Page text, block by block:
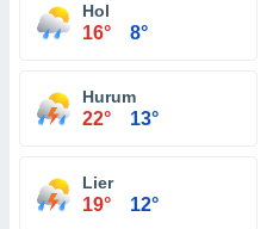
Hol
16° 8°
Hurum
22° 13°
Lier
19° 12°